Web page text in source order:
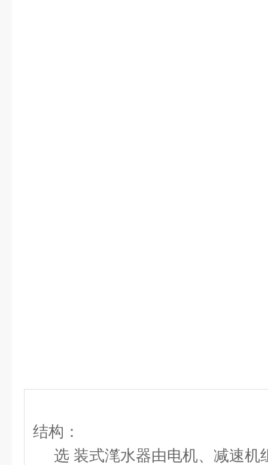
结构：
选 装式滗水器由电机、减速机